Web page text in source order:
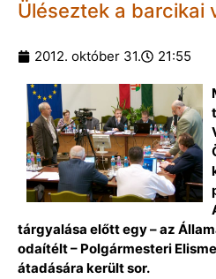
Üléseztek a barcikai
2012. október 31. 21:55
tárgyalása előtt egy – az
odaítélt – Polgármesteri
átadására került sor.